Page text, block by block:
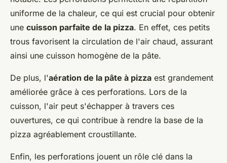
uniforme de la chaleur, ce qui est crucial pour obtenir
une cuisson parfaite de la pizza. En effet, ces petits
trous favorisent la circulation de l'air chaud, assurant
ainsi une cuisson homogène de la pâte.
De plus, l'aération de la pâte à pizza est grandement
améliorée grâce à ces perforations. Lors de la
cuisson, l'air peut s'échapper à travers ces
ouvertures, ce qui contribue à rendre la base de la
pizza agréablement croustillante.
Enfin, les perforations jouent un rôle clé dans la